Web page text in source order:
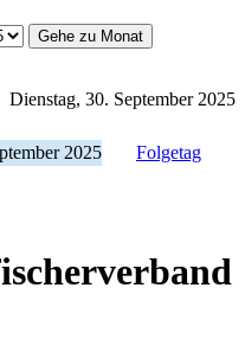
Gehe zu Monat
Dienstag, 30. September 2025
2025 Folgetag